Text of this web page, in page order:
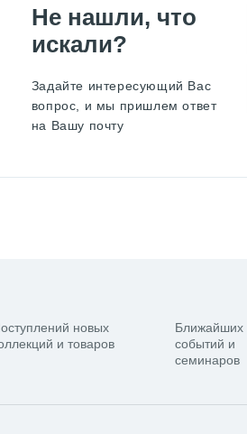
Не нашли, что
искали?
Задайте интересующий Вас
вопрос, и мы пришлем ответ
на Вашу почту
новых
и товаров
Ближайших
событий и
семинаров